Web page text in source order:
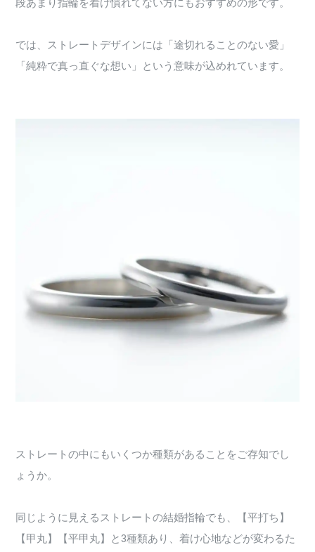
段あまり指輪を着け慣れてない方にもおすすめの形です。
では、ストレートデザインには「途切れることのない愛」
「純粋で真っ直ぐな想い」という意味が込めれています。
ストレートの中にもいくつか種類があることをご存知でし
ょうか。
同じように見えるストレートの結婚指輪でも、【平打ち】
【甲丸】【平甲丸】と3種類あり、着け心地などが変わるた